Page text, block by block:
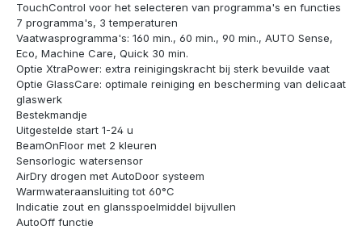
TouchControl voor het selecteren van programma's en functies
7 programma's, 3 temperaturen
Vaatwasprogramma's: 160 min., 60 min., 90 min., AUTO Sense,
Eco, Machine Care, Quick 30 min.
Optie XtraPower: extra reinigingskracht bij sterk bevuilde vaat
Optie GlassCare: optimale reiniging en bescherming van delicaat
glaswerk
Bestekmandje
Uitgestelde start 1-24 u
BeamOnFloor met 2 kleuren
Sensorlogic watersensor
AirDry drogen met AutoDoor systeem
Warmwateraansluiting tot 60°C
Indicatie zout en glansspoelmiddel bijvullen
AutoOff functie